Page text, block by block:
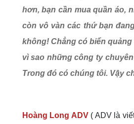
hơn, bạn cần mua quần áo,
còn vô vàn các thứ bạn
không! Chẳng có biển
vì sao những công ty
Trong đó có chúng tôi. Vậy
Hoàng Long ADV( ADV là